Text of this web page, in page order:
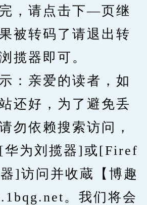
请点击下—页继
被转码了请退出转
揽器即可。
亲爱的读者，如
还好，为了避免丢
勿依赖搜索访问，
华为刘揽器]或[Firef
]访问并收蔵【博趣
。我们将会